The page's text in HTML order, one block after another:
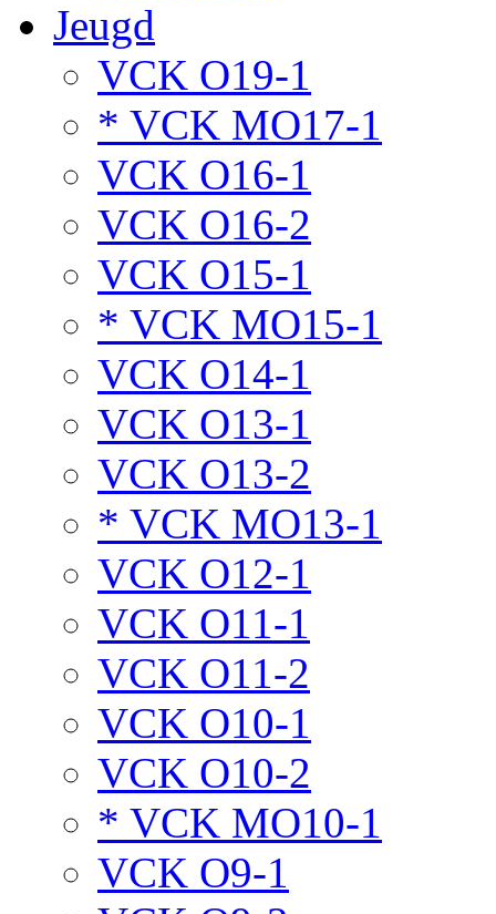
Jeugd
VCK O19-1
* VCK MO17-1
VCK O16-1
VCK O16-2
VCK O15-1
* VCK MO15-1
VCK O14-1
VCK O13-1
VCK O13-2
* VCK MO13-1
VCK O12-1
VCK O11-1
VCK O11-2
VCK O10-1
VCK O10-2
* VCK MO10-1
VCK O9-1